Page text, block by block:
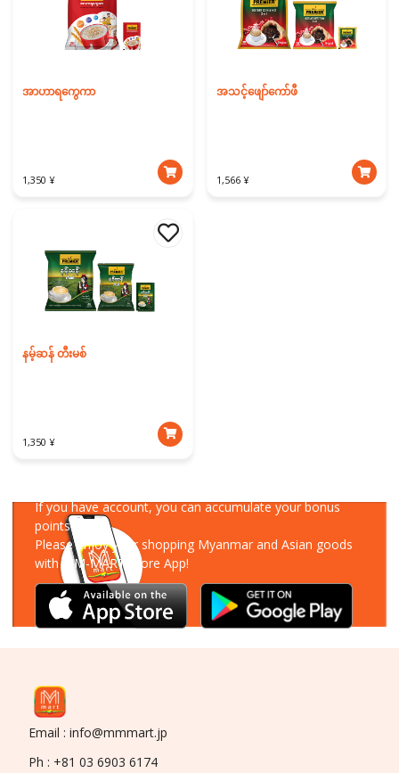
အာဟာရကွေကာ
1,350 ¥
အသင့်ဖျော်ကော်ဖီ
1,566 ¥
နမ့်ဆန် တီးမစ်
1,350 ¥
If you have account, you can accumulate your bonus
points!
Please enjoy your shopping Myanmar and Asian goods
with MM-MART Store App!
Email : info@mmmart.jp
Ph : +81 03 6903 6174